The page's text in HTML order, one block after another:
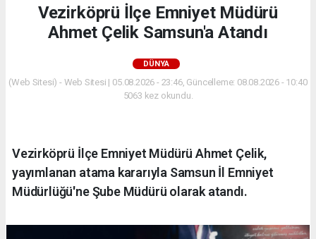
Vezirköprü İlçe Emniyet Müdürü
Ahmet Çelik Samsun'a Atandı
DÜNYA
(Web Sitesi) - Web Sitesi | 05.08.2026 - 23:46, Güncelleme: 08.08.2026 - 10:40
5063 kez okundu.
Vezirköprü İlçe Emniyet Müdürü Ahmet Çelik,
yayımlanan atama kararıyla Samsun İl Emniyet
Müdürlüğü'ne Şube Müdürü olarak atandı.